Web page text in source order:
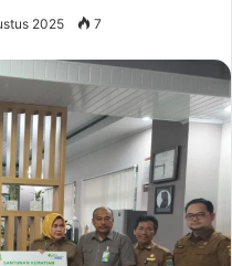
2025 7